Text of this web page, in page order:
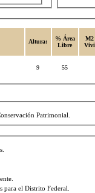
Altura:
% Área
Libre
9 55
Patrimonial.
para el Distrito Federal.